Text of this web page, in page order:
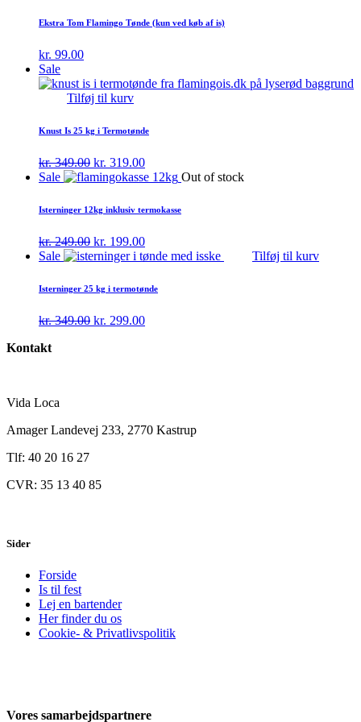
Ekstra Tom Flamingo Tønde (kun ved køb af is)
kr. 99.00
Sale
Tilføj til kurv
Knust Is 25 kg i Termotønde
kr.349.00 Den
oprindelige
var:
kr. 319.00Den
aktuelle
Sale Out of stock
Isterninger 12kg inklusiv termokasse
kr.249.00 Den
oprindelige
var:
kr. 199.00Den
aktuelle
er:
Sale Tilføj til kurv
Isterninger 25 kg i termotønde
kr.349.00 Den
kr. 299.00Den
Kontakt
Vida Loca
Amager Landevej 233, 2770 Kastrup
Tlf: 40 20 16 27
CVR: 35 13 40 85
Sider
Forside
Is til fest
Lej en bartender
Her finder du os
Cookie- & Privatlivspolitik
Vores samarbejdspartnere